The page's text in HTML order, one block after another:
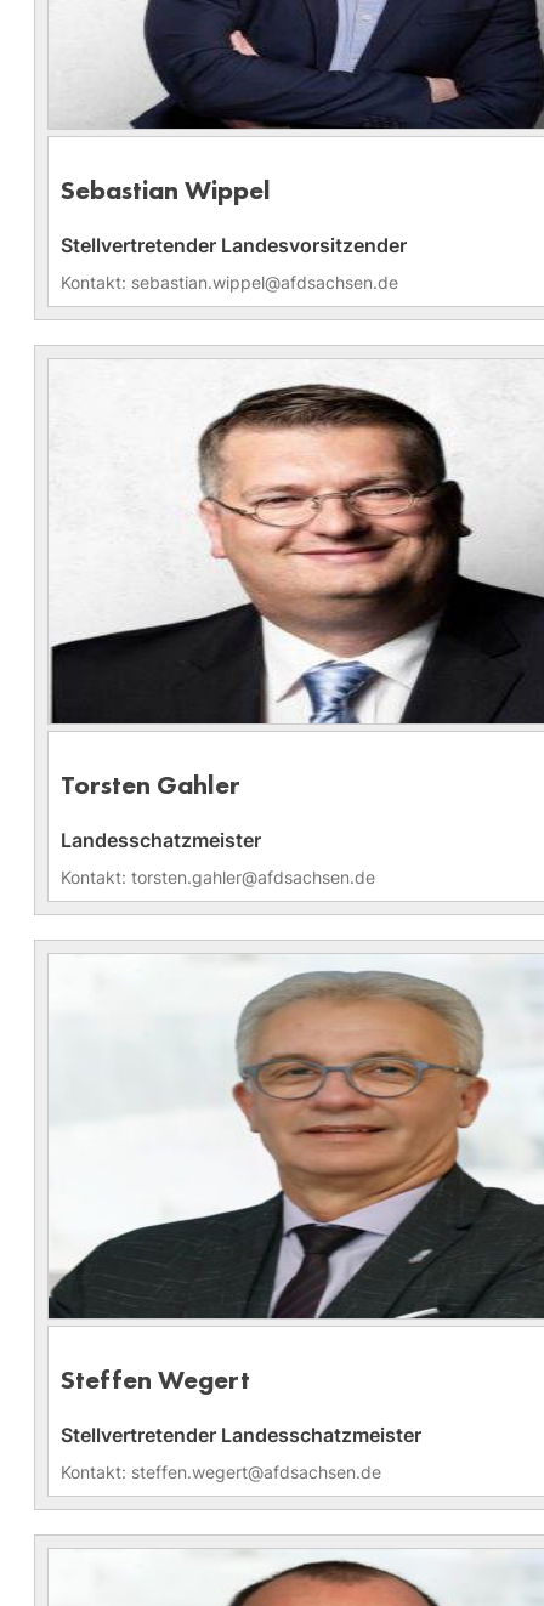
Sebastian Wippel
Stellvertretender Landesvorsitzender
Kontakt: sebastian.wippel@afdsachsen.de
Torsten Gahler
Landesschatzmeister
Kontakt: torsten.gahler@afdsachsen.de
Steffen Wegert
Stellvertretender Landesschatzmeister
Kontakt: steffen.wegert@afdsachsen.de